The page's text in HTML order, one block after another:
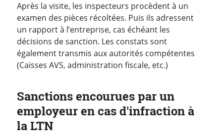
Après la visite, les inspecteurs procèdent à un
examen des pièces récoltées. Puis ils adressent
un rapport à l’entreprise, cas échéant les
décisions de sanction. Les constats sont
également transmis aux autorités compétentes
(Caisses AVS, administration fiscale, etc.)
Sanctions encourues par un
employeur en cas d'infraction à
la LTN